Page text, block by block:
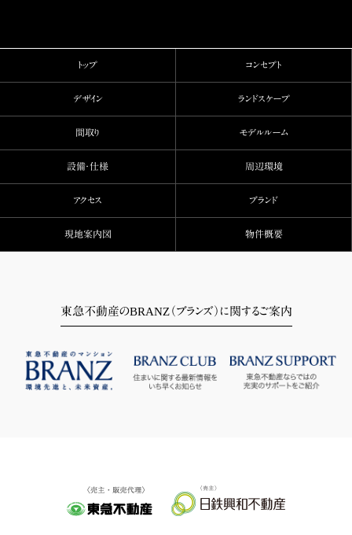
トップ コンセプト
デザイン ランドスケープ
間取り モデルルーム
設備・仕様 周辺環境
アクセス ブランド
現地案内図 物件概要
東急不動産のBRANZ（ブランズ）に関するご案内